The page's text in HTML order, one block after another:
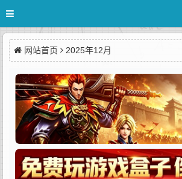
网站首页 2025年12月